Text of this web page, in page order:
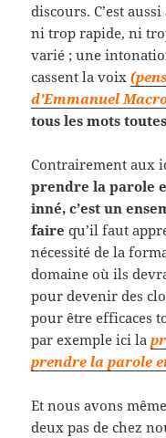
discours. C’est
ni trop rapide, ni
varié ; une
cassent la voix
d’Emmanuel
tous les mots
Contrairement aux
prendre la parole
inné, c’est un
faire qu’il faut
nécessité de la
domaine où ils
pour devenir des
pour être efficaces
par exemple ici la
prendre la parole
Et nous avons
deux pas de chez